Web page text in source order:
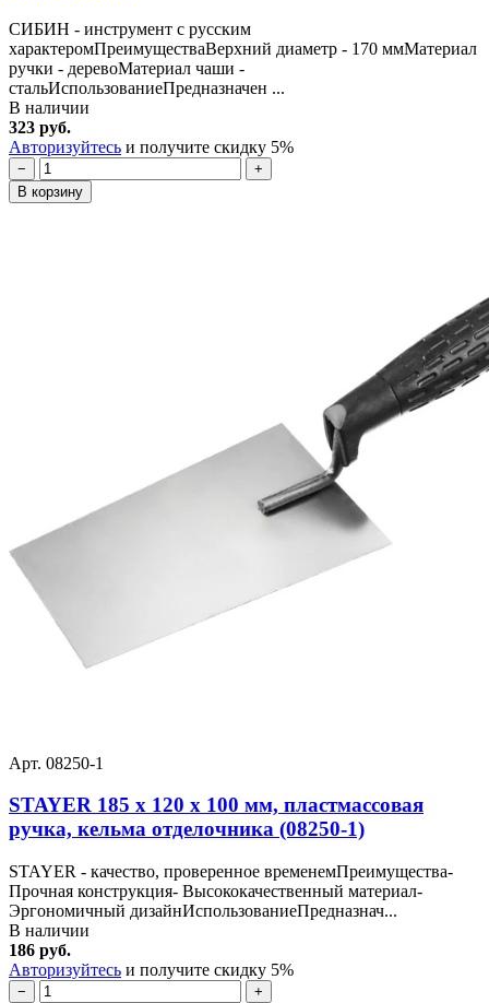
СИБИН - инструмент с русским
характеромПреимуществаВерхний диаметр - 170 ммМатериал
ручки - деревоМатериал чаши -
стальИспользованиеПредназначен ...
В наличии
323 руб.
Авторизуйтесь и получите скидку 5%
−
+
В корзину
Арт. 08250-1
STAYER 185 x 120 x 100 мм, пластмассовая
ручка, кельма отделочника (08250-1)
STAYER - качество, проверенное временемПреимущества-
Прочная конструкция- Высококачественный материал-
Эргономичный дизайнИспользованиеПредназнач...
В наличии
186 руб.
Авторизуйтесь и получите скидку 5%
− +